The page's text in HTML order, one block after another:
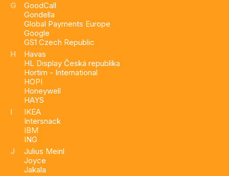
G
GoodCall
Gondella
Global Payments Europe
Google
GS1 Czech Republic
H
Havas
HL Display Česká republika
Hortim - International
HOPI
Honeywell
HAYS
I
IKEA
Intersnack
IBM
ING
J
Julius Meinl
Joyce
Jakala